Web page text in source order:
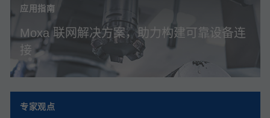
应用指南
Moxa 联网解决方案，助力构建可靠设备连
接
专家观点